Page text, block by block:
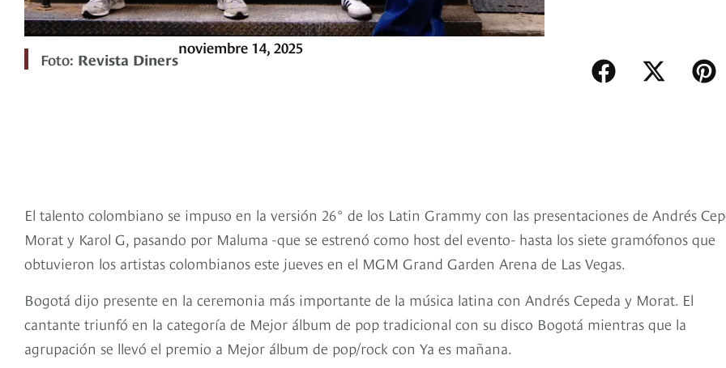
Foto: Revista Diners
noviembre 14, 2025
El talento colombiano se impuso en la versión 26° de los Latin Grammy con las presentaciones de Andrés
Morat y Karol G, pasando por Maluma -que se estrenó como host del evento- hasta los siete gramófonos que
obtuvieron los artistas colombianos este jueves en el MGM Grand Garden Arena de Las Vegas.
Bogotá dijo presente en la ceremonia más importante de la música latina con Andrés Cepeda y Morat. El
cantante triunfó en la categoría de Mejor álbum de pop tradicional con su disco Bogotá mientras que la
agrupación se llevó el premio a Mejor álbum de pop/rock con Ya es mañana.